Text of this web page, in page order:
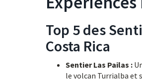
Top 5 des
Costa Rica
Sentier Las Pailas :
le volcan Turrialba et